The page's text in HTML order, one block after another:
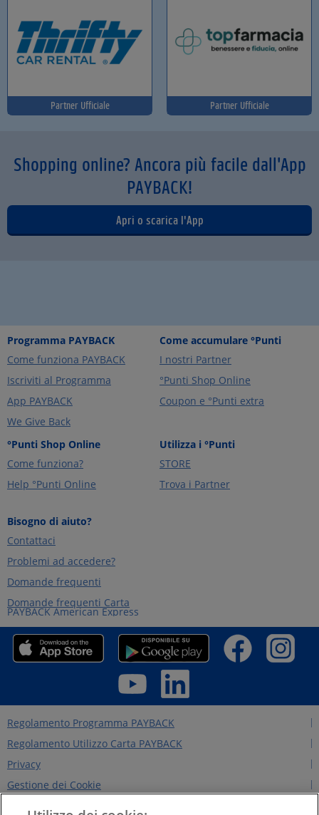
Partner Ufficiale Partner Ufficiale
Shopping online? Ancora più facile dall'App
PAYBACK!
Apri o scarica l'App
Programma PAYBACK
Come funziona PAYBACK
Iscriviti al Programma
App PAYBACK
We Give Back
Come accumulare °Punti
I nostri Partner
°Punti Shop Online
Coupon e °Punti extra
°Punti Shop Online
Come funziona?
Help °Punti Online
Utilizza i °Punti
STORE
Trova i Partner
Bisogno di aiuto?
Contattaci
Problemi ad accedere?
Domande frequenti
Domande frequenti Carta
PAYBACK American Express
Regolamento Programma PAYBACK
Regolamento Utilizzo Carta PAYBACK
Privacy
Gestione dei Cookie